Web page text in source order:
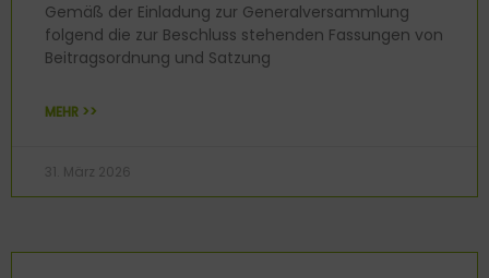
Gemäß der Einladung zur Generalversammlung
folgend die zur Beschluss stehenden Fassungen von
Beitragsordnung und Satzung
MEHR >>
31. März 2026